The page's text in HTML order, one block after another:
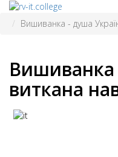
Вишиванка - душа
Вишиванка
виткана